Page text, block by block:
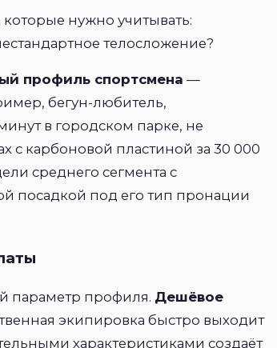
нужно учитывать:
телосложение?
профиль спортсмена —
бегун-любитель,
в городском парке, не
с карбоновой пластиной за 30 000
среднего сегмента с
посадкой под его тип пронации
параметр профиля. Дешёвое
экипировка быстро выходит
характеристиками создаёт